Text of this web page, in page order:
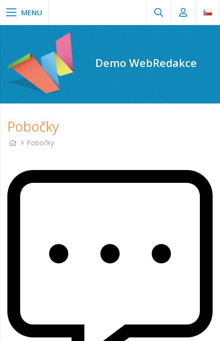
Demo WebRedakce
Pobočky
Pobočky